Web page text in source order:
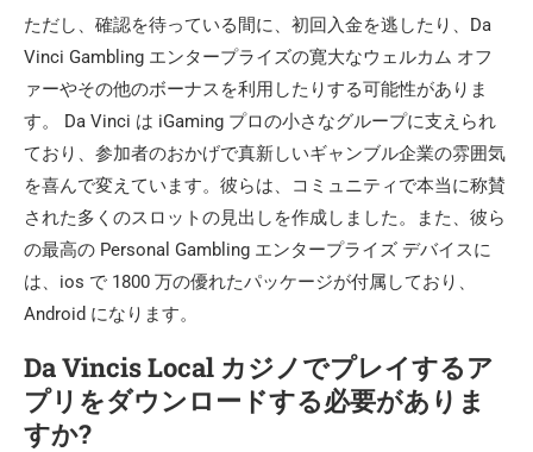
ただし、確認を待っている間に、初回入金を逃したり、Da
Vinci Gambling エンタープライズの寛大なウェルカム オフ
ァーやその他のボーナスを利用したりする可能性がありま
す。 Da Vinci は iGaming プロの小さなグループに支えられ
ており、参加者のおかげで真新しいギャンブル企業の雰囲気
を喜んで変えています。彼らは、コミュニティで本当に称賛
された多くのスロットの見出しを作成しました。また、彼ら
の最高の Personal Gambling エンタープライズ デバイスに
は、ios で 1800 万の優れたパッケージが付属しており、
Android になります。
Da Vincis Local カジノでプレイするア
プリをダウンロードする必要がありま
すか?